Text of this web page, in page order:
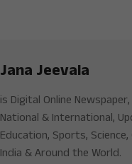
Jana Jeevala
is Digital Online
National & International,
Education, Sports,
India & Around the World.